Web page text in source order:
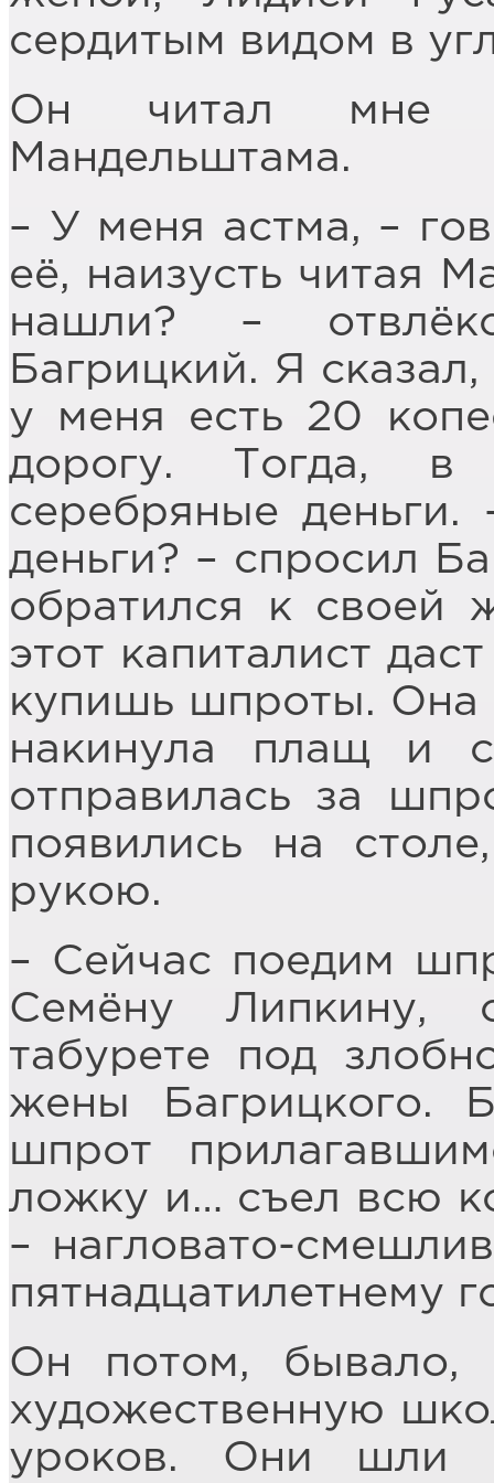
сердитым видом в
Он читал мне
Мандельштама.
– У меня астма, –
её, наизусть читая
нашли? –
Багрицкий. Я
у меня есть 20
дорогу. Тогда,
серебряные
деньги? – спросил
обратился к своей
этот капиталист
купишь шпроты. Она
накинула плащ и с
отправилась за
появились на
рукою.
– Сейчас поедим
Семёну Липкину,
табурете под
жены Багрицкого.
шпрот
ложку и… съел всю
– нагловато-
пятнадцатилетнему
Он потом, бывало,
художественную
уроков. Они